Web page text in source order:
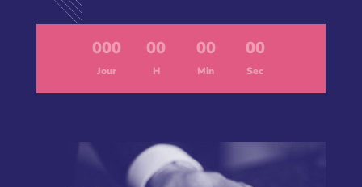
000
Jour
00
H
00
Min
00
Sec